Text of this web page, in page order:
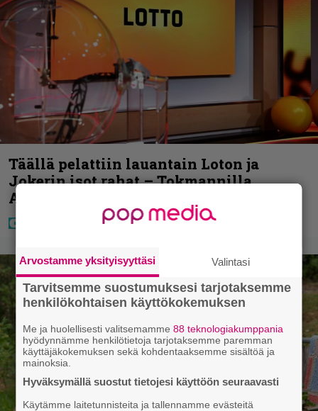
Täällä pelattiin lauantain Loton ja
Jokerin isot rahat – Tokmannilla,
ABC:lla, netissä…
Arvostamme yksityisyyttäsi Valintasi
Tarvitsemme suostumuksesi tarjotaksemme
henkilökohtaisen käyttökokemuksen
Me ja huolellisesti valitsemamme88 teknologiakumppania
hyödynnämme henkilötietoja tarjotaksemme paremman
käyttäjäkokemuksen sekä kohdentaaksemme sisältöä ja
mainoksia.
Hyväksymällä suostut tietojesi käyttöön seuraavasti
Käytämme laitetunnisteita ja tallennamme evästeitä